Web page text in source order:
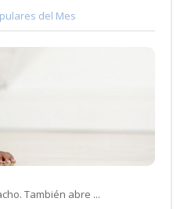
del Mes
También abre ...